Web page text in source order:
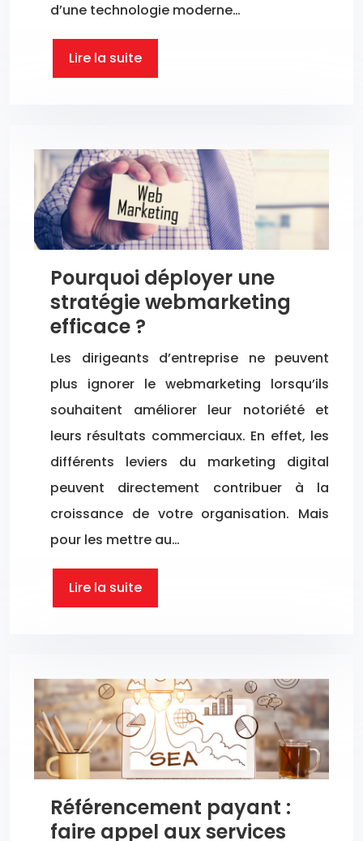
d’une technologie moderne…
Lire la suite
Pourquoi déployer une
stratégie webmarketing
efficace ?
Les dirigeants d’entreprise ne peuvent
plus ignorer le webmarketing lorsqu’ils
souhaitent améliorer leur notoriété et
leurs résultats commerciaux. En effet, les
différents leviers du marketing digital
peuvent directement contribuer à la
croissance de votre organisation. Mais
pour les mettre au…
Lire la suite
Référencement payant :
faire appel aux services